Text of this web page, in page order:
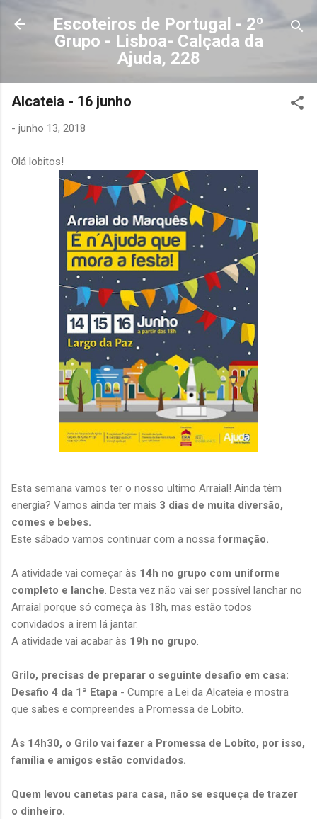
Avançar para o conteúdo principal
Escoteiros de Portugal - 2º
Grupo - Lisboa- Calçada da
Ajuda, 228
Alcateia - 16 junho
- junho 13, 2018
Olá lobitos!
Esta semana vamos ter o nosso ultimo Arraial! Ainda têm
energia? Vamos ainda ter mais 3 dias de muita diversão,
comes e bebes.
Este sábado vamos continuar com a nossaformação.
A atividade vai começar às 14h no grupo com uniforme
completo e lanche. Desta vez não vai ser possível lanchar no
Arraial porque só começa às 18h, mas estão todos
convidados a irem lá jantar.
A atividade vai acabar às 19h no grupo.
Grilo, precisas de preparar o seguinte desafio em casa:
Desafio 4 da 1ª Etapa - Cumpre a Lei da Alcateia e mostra
que sabes e compreendes a Promessa de Lobito.
Às 14h30, o Grilo vai fazer a Promessa de Lobito, por isso,
família e amigos estão convidados.
Quem levou canetas para casa, não se esqueça de trazer
o dinheiro.